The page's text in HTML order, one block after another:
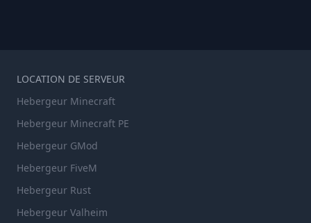
LOCATION DE SERVEUR
Hebergeur Minecraft
Hebergeur Minecraft PE
Hebergeur GMod
Hebergeur FiveM
Hebergeur Rust
Hebergeur Valheim